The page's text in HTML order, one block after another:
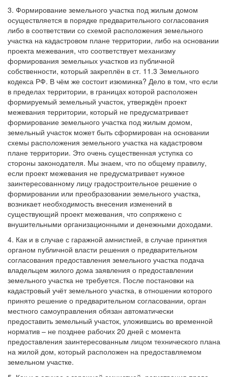
3. Формирование земельного участка под жилым домом
осуществляется в порядке предварительного согласования
либо в соответствии со схемой расположения земельного
участка на кадастровом плане территории, либо на основании
проекта межевания, что соответствует механизму
формирования земельных участков из публичной
собственности, который закреплён в ст. 11.3 Земельного
кодекса РФ. В чём же состоит изюминка? Дело в том, что если
в пределах территории, в границах которой расположен
формируемый земельный участок, утверждён проект
межевания территории, который не предусматривает
формирование земельного участка под жилым домом,
земельный участок может быть сформирован на основании
схемы расположения земельного участка на кадастровом
плане территории. Это очень существенная уступка со
стороны законодателя. Мы знаем, что по общему правилу,
если проект межевания не предусматривает нужное
заинтересованному лицу градостроительное решение о
формировании или преобразовании земельного участка,
возникает необходимость внесения изменений в
существующий проект межевания, что сопряжено с
внушительными организационными и денежными доходами.
4. Как и в случае с гаражной амнистией, в случае принятия
органом публичной власти решения о предварительном
согласования предоставления земельного участка подача
владельцем жилого дома заявления о предоставлении
земельного участка не требуется. После постановки на
кадастровый учёт земельного участка, в отношении которого
принято решение о предварительном согласовании, орган
местного самоуправления обязан автоматически
предоставить земельный участок, уложившись во временной
норматив – не позднее рабочих 20 дней с момента
предоставления заинтересованным лицом технического плана
на жилой дом, который расположен на предоставляемом
земельном участке.